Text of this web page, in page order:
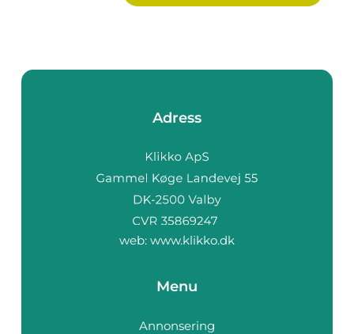
Adress
web: www.klikko.dk
Menu
Annonsering